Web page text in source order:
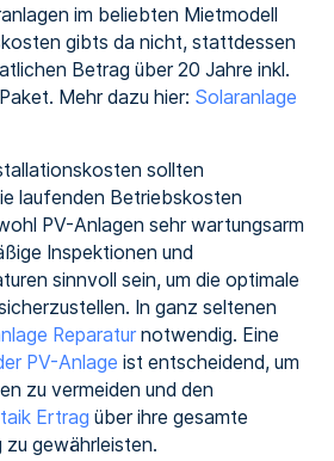
im beliebten Mietmodell
gibts da nicht, stattdessen
Betrag über 20 Jahre inkl.
Mehr dazu hier: Solaranlage
sollten
laufenden Betriebskosten
PV-Anlagen sehr wartungsarm
Inspektionen und
sinnvoll sein, um die optimale
In ganz seltenen
Reparaturnotwendig. Eine
PV-Anlage ist entscheidend, um
zu vermeiden und den
Ertrag über ihre gesamte
zu gewährleisten.